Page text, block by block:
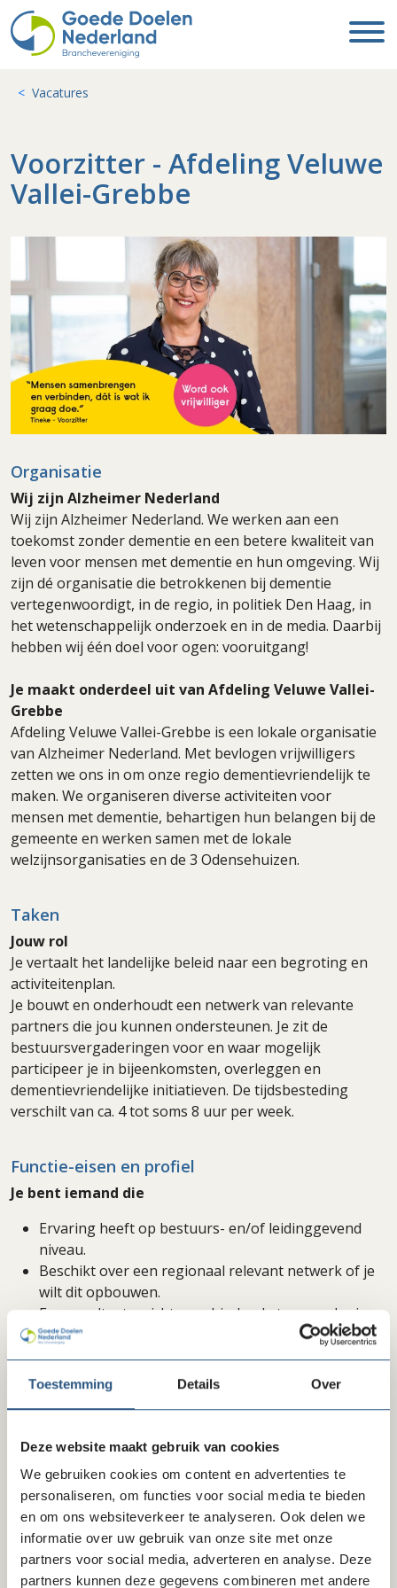
Toestemming Details Over
Deze website maakt gebruik van cookies
We gebruiken cookies om content en advertenties te
personaliseren, om functies voor social media te bieden
en om ons websiteverkeer te analyseren. Ook delen we
informatie over uw gebruik van onze site met onze
partners voor social media, adverteren en analyse. Deze
partners kunnen deze gegevens combineren met andere
Vacatures
Voorzitter - Afdeling Veluwe
Vallei-Grebbe
Organisatie
Wij zijn Alzheimer Nederland
Wij zijn Alzheimer Nederland. We werken aan een
toekomst zonder dementie en een betere kwaliteit van
leven voor mensen met dementie en hun omgeving. Wij
zijn dé organisatie die betrokkenen bij dementie
vertegenwoordigt, in de regio, in politiek Den Haag, in
het wetenschappelijk onderzoek en in de media. Daarbij
hebben wij één doel voor ogen: vooruitgang!
Je maakt onderdeel uit van Afdeling Veluwe Vallei-
Grebbe
Afdeling Veluwe Vallei-Grebbe is een lokale organisatie
van Alzheimer Nederland. Met bevlogen vrijwilligers
zetten we ons in om onze regio dementievriendelijk te
maken. We organiseren diverse activiteiten voor
mensen met dementie, behartigen hun belangen bij de
gemeente en werken samen met de lokale
welzijnsorganisaties en de 3 Odensehuizen.
Taken
Jouw rol
Je vertaalt het landelijke beleid naar een begroting en
activiteitenplan.
Je bouwt en onderhoudt een netwerk van relevante
partners die jou kunnen ondersteunen. Je zit de
bestuursvergaderingen voor en waar mogelijk
participeer je in bijeenkomsten, overleggen en
dementievriendelijke initiatieven. De tijdsbesteding
verschilt van ca. 4 tot soms 8 uur per week.
Functie-eisen en profiel
Je bent iemand die
Ervaring heeft op bestuurs- en/of leidinggevend
niveau.
Beschikt over een regionaal relevant netwerk of je
wilt dit opbouwen.
Een resultaatgerichte, verbindende teamspeler is.
Ons aanbod
Wij bieden jou
mensen.
Inspraak in beleid en projecten én ruimte voor je
eigen ideeën.
Nauw contact met het landelijk bureau voor vragen
en ondersteuning.